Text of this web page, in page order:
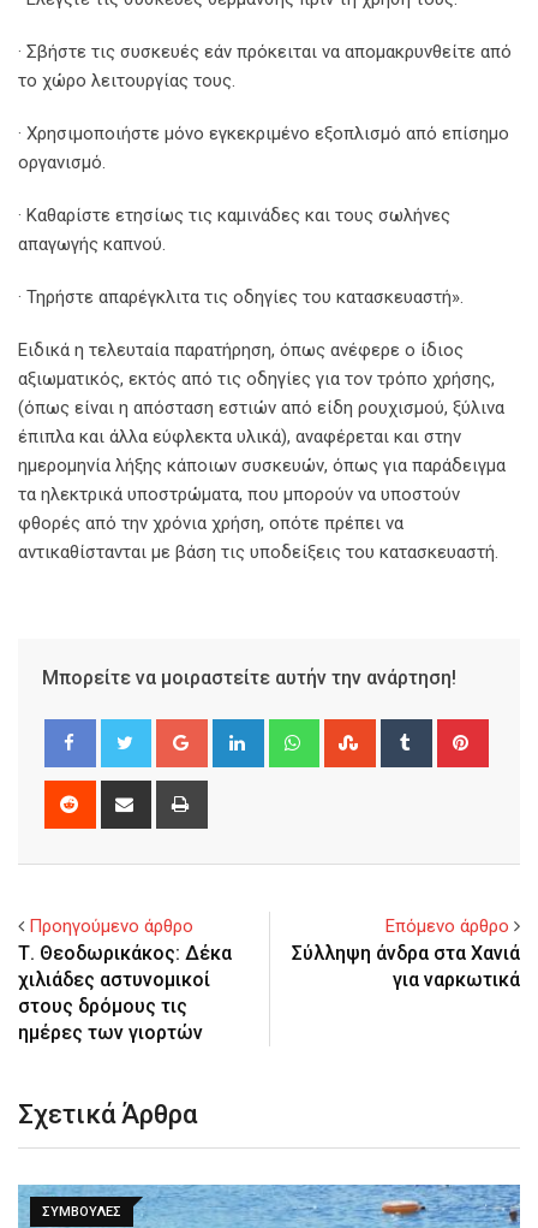
· Σβήστε τις συσκευές εάν πρόκειται να απομακρυνθείτε από
το χώρο λειτουργίας τους.
· Χρησιμοποιήστε μόνο εγκεκριμένο εξοπλισμό από επίσημο
οργανισμό.
· Καθαρίστε ετησίως τις καμινάδες και τους σωλήνες
απαγωγής καπνού.
· Τηρήστε απαρέγκλιτα τις οδηγίες του κατασκευαστή».
Ειδικά η τελευταία παρατήρηση, όπως ανέφερε ο ίδιος
αξιωματικός, εκτός από τις οδηγίες για τον τρόπο χρήσης,
(όπως είναι η απόσταση εστιών από είδη ρουχισμού, ξύλινα
έπιπλα και άλλα εύφλεκτα υλικά), αναφέρεται και στην
ημερομηνία λήξης κάποιων συσκευών, όπως για παράδειγμα
τα ηλεκτρικά υποστρώματα, που μπορούν να υποστούν
φθορές από την χρόνια χρήση, οπότε πρέπει να
αντικαθίστανται με βάση τις υποδείξεις του κατασκευαστή.
Μπορείτε να μοιραστείτε αυτήν την ανάρτηση!
Google+ LinkedIn WhatsappStumbleUpon
Tumblr
Reddit
Share
Προηγούμενο άρθρο
Τ. Θεοδωρικάκος: Δέκα
χιλιάδες αστυνομικοί
στους δρόμους τις
ημέρες των γιορτών
Επόμενο άρθρο
Σύλληψη άνδρα στα Χανιά
για ναρκωτικά
Σχετικά Άρθρα
ΣΥΜΒΟΥΛΈΣ